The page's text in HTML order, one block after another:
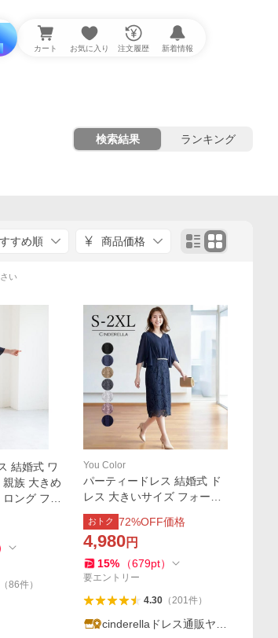
カート お気に入り 注文履歴 新着情報
検索結果 ランキング
すめ順 商品価格
い
結婚式 ワ
親族 大きめ
ング フォ
代 40代 5
86件）
You Color
パーティードレス 結婚式 ド
レス 大きいサイズ フォーマ
ル ワンピース レース 袖あり
同窓会 謝恩会 披露宴 成人式
二次会 スカート タイト 演奏
会 黒 yj188262
おトク 72%OFF価格
4,980円
15% （679pt）
要エントリー
4.30（201件）
cinderellaドレス通販ヤフ